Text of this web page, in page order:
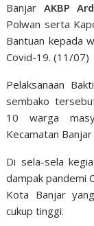
Banjar AKBP
Polwan serta
Bantuan kepada
Covid-19. (11/07)
Pelaksanaan
sembako
10 warga
Kecamatan
Di sela-sela
dampak pandemi
Kota Banjar
cukup tinggi.